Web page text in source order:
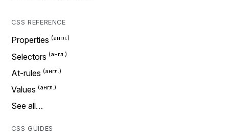
CSS REFERENCE
Properties
Selectors
At-rules
Values
See all…
CSS GUIDES